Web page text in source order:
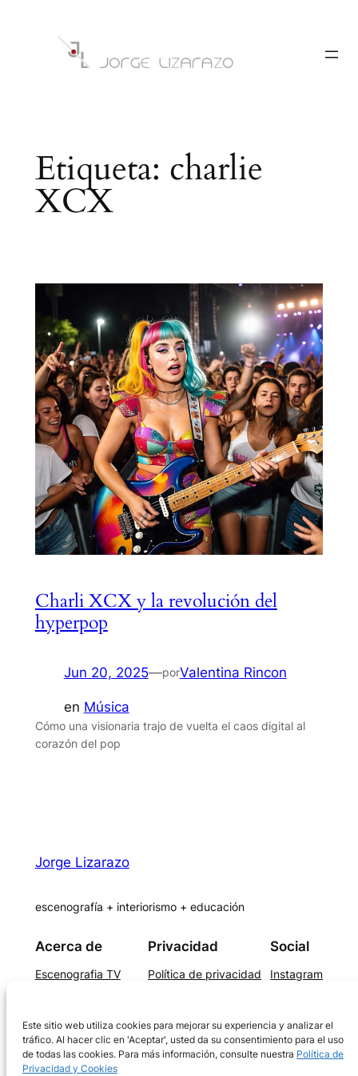
Este sitio web utiliza cookies para mejorar su experiencia y analizar el
tráfico. Al hacer clic en 'Aceptar', usted da su consentimiento para el uso
de todas las cookies. Para más información, consulte nuestra Política de
Privacidad y Cookies
contenido
Etiqueta: charlie
XCX
Charli XCX y la revolución del
hyperpop
Jun 20, 2025—porValentina Rincon
en Música
Cómo una visionaria trajo de vuelta el caos digital al
corazón del pop
Jorge Lizarazo
escenografía + interiorismo + educación
Acerca de
Escenografia TV
Artes escénicas
Diseño de Interiores
Privacidad
Política de privacidad
Social
Instagram